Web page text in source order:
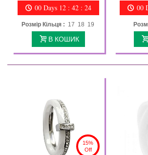
00 Days 12 : 42 : 23
Розмір Кільця : 17 18 19
В КОШИК
00
15%
Off